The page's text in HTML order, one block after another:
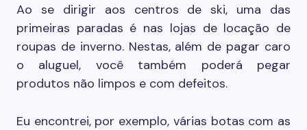
Ao se dirigir aos centros de ski, uma das
primeiras paradas é nas lojas de locação de
roupas de inverno. Nestas, além de pagar caro
o aluguel, você também poderá pegar
produtos não limpos e com defeitos.
Eu encontrei, por exemplo, várias botas com as